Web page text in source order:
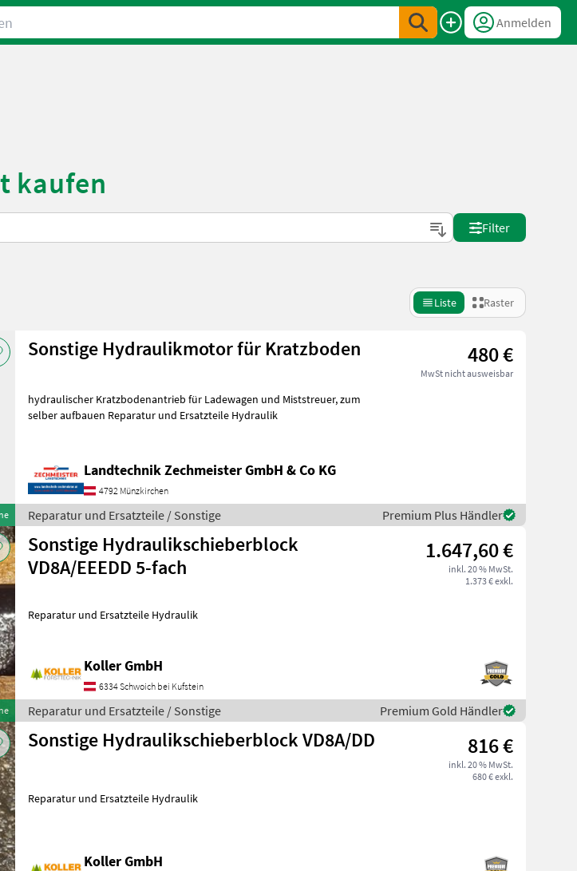
Anmelden
kaufen
Filter
Liste Raster
Sonstige Hydraulikmotor für Kratzboden 480 €
MwSt nicht ausweisbar
hydraulischer Kratzbodenantrieb für Ladewagen und Miststreuer, zum
selber aufbauen Reparatur und Ersatzteile Hydraulik
Landtechnik Zechmeister GmbH & Co KG
4792 Münzkirchen
Reparatur und Ersatzteile / Sonstige Premium Plus Händler
Sonstige Hydraulikschieberblock
VD8A/EEEDD 5-fach
1.647,60 €
inkl. 20 % MwSt.
1.373 € exkl.
Reparatur und Ersatzteile Hydraulik
Koller GmbH
6334 Schwoich bei Kufstein
Reparatur und Ersatzteile / Sonstige Premium Gold Händler
Sonstige Hydraulikschieberblock VD8A/DD 816 €
inkl. 20 % MwSt.
680 € exkl.
Reparatur und Ersatzteile Hydraulik
Koller GmbH